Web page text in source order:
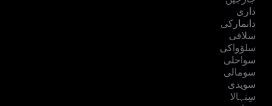
داری
دانمارکی
سلافی
سلۆواکی
سواحلی
سومالی
سویدی
سِنہالا